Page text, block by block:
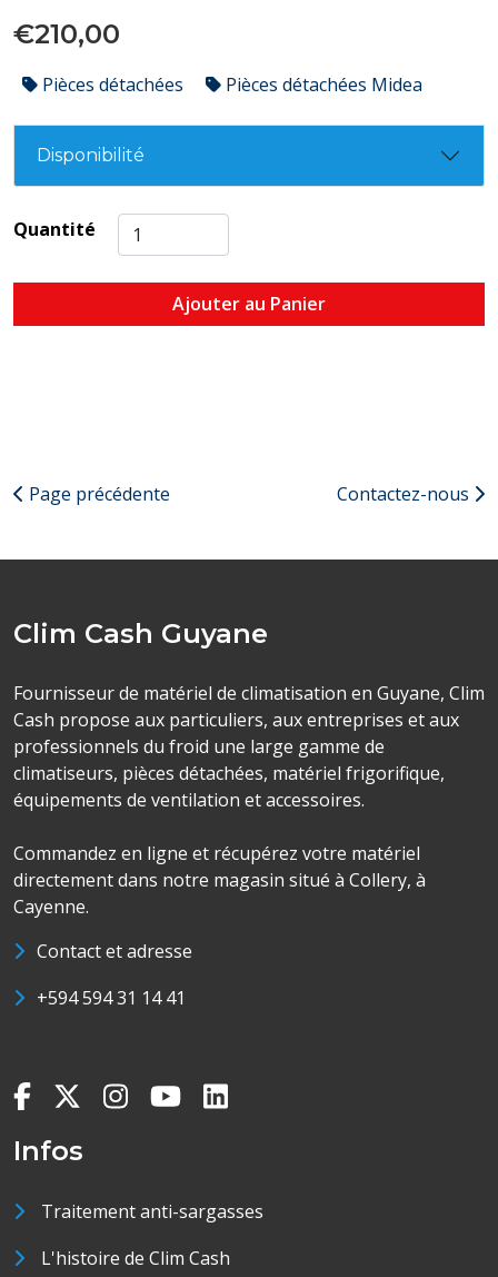
€210,00
Pièces détachées Pièces détachées Midea
Disponibilité
Quantité
Ajouter au Panier
Page précédente Contactez-nous
Clim Cash Guyane
Fournisseur de matériel de climatisation en Guyane, Clim
Cash propose aux particuliers, aux entreprises et aux
professionnels du froid une large gamme de
climatiseurs, pièces détachées, matériel frigorifique,
équipements de ventilation et accessoires.
Commandez en ligne et récupérez votre matériel
directement dans notre magasin situé à Collery, à
Cayenne.
Contact et adresse
+594 594 31 14 41
Infos
Traitement anti-sargasses
L'histoire de Clim Cash